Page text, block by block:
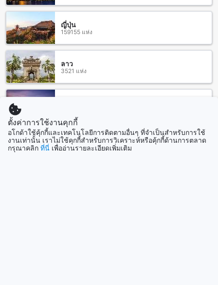
เชียงใหม่, แม่น้ำแม่ปิง, วัดฟ้าฮ่าม, วัดเกตการาม ที่นี่คุณสามารถ
สัมผัสวัฒนธรรมและประวัติศาสตร์ของเชียงใหม่ได้อย่างใกล้ชิด
ร้านอาหารรอบ อนันตรา เชียงใหม่ รีสอร์ต
อนันตรา เชียงใหม่ รีสอร์ต ตั้งอยู่ใกล้กับหลายร้านอาหารที่น่า
สนใจ ซึ่งรวมถึง The Good View Bar & Restaurant Chiang Mai
ที่มีบรรยากาศสวยงามและอาหารอร่อย นอกจากนี้ยังมี Woo
Cafe-Art Gallery-Lifestyle Shop ที่น่าสนใจสำหรับคนรักศิลปะ
และ Samsen Villa ที่มีเมนูอาหารอร่อยมากๆ นอกจากนี้ยังมีร้าน
Samerjai, The Duke's Ping River, พลับพลา, ร้าน Success,
เฮือนสุนทรี เวชานนท์, และ Le Crystal ที่ทำให้คุณสามารถ
เพลิดเพลินกับอาหารอร่อยได้ตลอดทั้งวัน
สถานที่ช้อปปิ้งที่ใกล้เคียงของ อนันตรา เชียงใหม่ รีสอร์ต
ญี่ปุ่น
159155 แห่ง
ลาว
3521 แห่ง
สิงคโปร์
1501 แห่ง
ตั้งค่าการใช้งานคุกกี้
อโกด้าใช้คุ้กกี้และเทคโนโลยีการติดตามอื่นๆ ที่จำเป็นสำหรับการใช้
งานเท่านั้น เราไม่ใช้คุกกี้สำหรับการวิเคราะห์หรือคุ้กกี้ด้านการตลาด
กรุณาคลิก ที่นี่ เพื่ออ่านรายละเอียดเพิ่มเติม